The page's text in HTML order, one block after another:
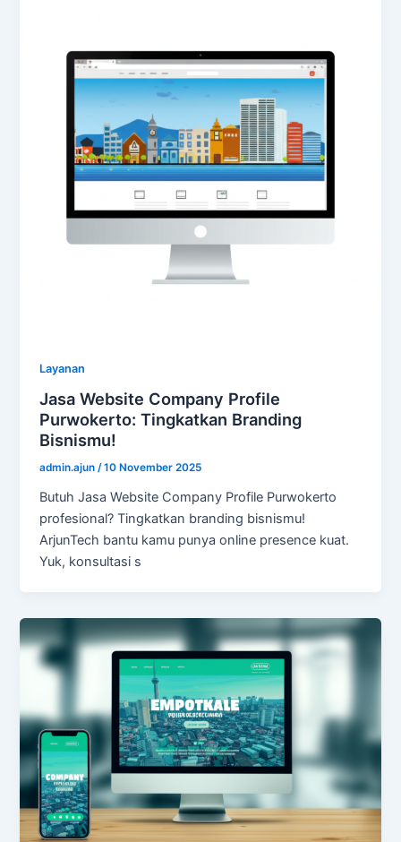
Layanan
Jasa Website Company Profile
Purwokerto: Tingkatkan Branding
Bisnismu!
admin.ajun/10 November 2025
Butuh Jasa Website Company Profile Purwokerto
profesional? Tingkatkan branding bisnismu!
ArjunTech bantu kamu punya online presence kuat.
Yuk, konsultasi s